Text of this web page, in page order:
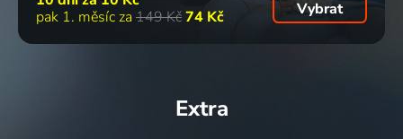
pak 1. měsíc za 149 Kč74 Kč Vybrat
Extra